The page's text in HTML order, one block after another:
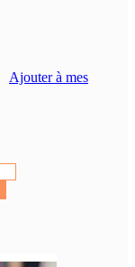
Ajouter à mes